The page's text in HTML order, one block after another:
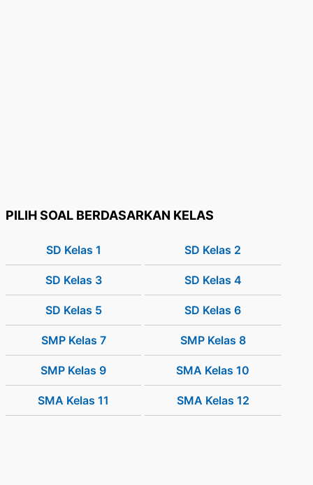
PILIH SOAL BERDASARKAN KELAS
SD Kelas 1 SD Kelas 2
SD Kelas 3 SD Kelas 4
SD Kelas 5 SD Kelas 6
SMP Kelas 7 SMP Kelas 8
SMP Kelas 9 SMA Kelas 10
SMA Kelas 11 SMA Kelas 12